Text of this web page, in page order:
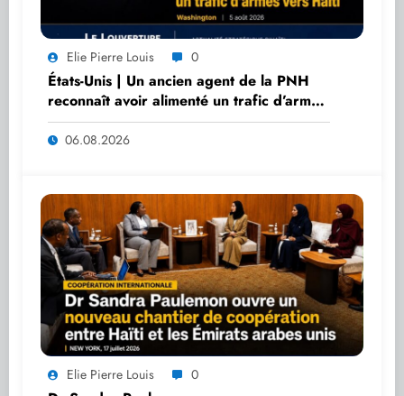
Elie Pierre Louis 0
États-Unis | Un ancien agent de la PNH
reconnaît avoir alimenté un trafic d’armes
vers Haïti
06.08.2026
Elie Pierre Louis 0